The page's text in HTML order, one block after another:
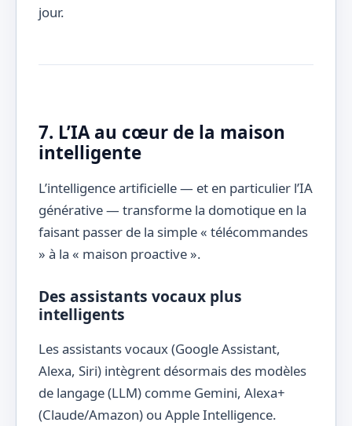
jour.
7. L’IA au cœur de la maison
intelligente
L’intelligence artificielle — et en particulier l’IA
générative — transforme la domotique en la
faisant passer de la simple « télécommandes
» à la « maison proactive ».
Des assistants vocaux plus
intelligents
Les assistants vocaux (Google Assistant,
Alexa, Siri) intègrent désormais des modèles
de langage (LLM) comme Gemini, Alexa+
(Claude/Amazon) ou Apple Intelligence.